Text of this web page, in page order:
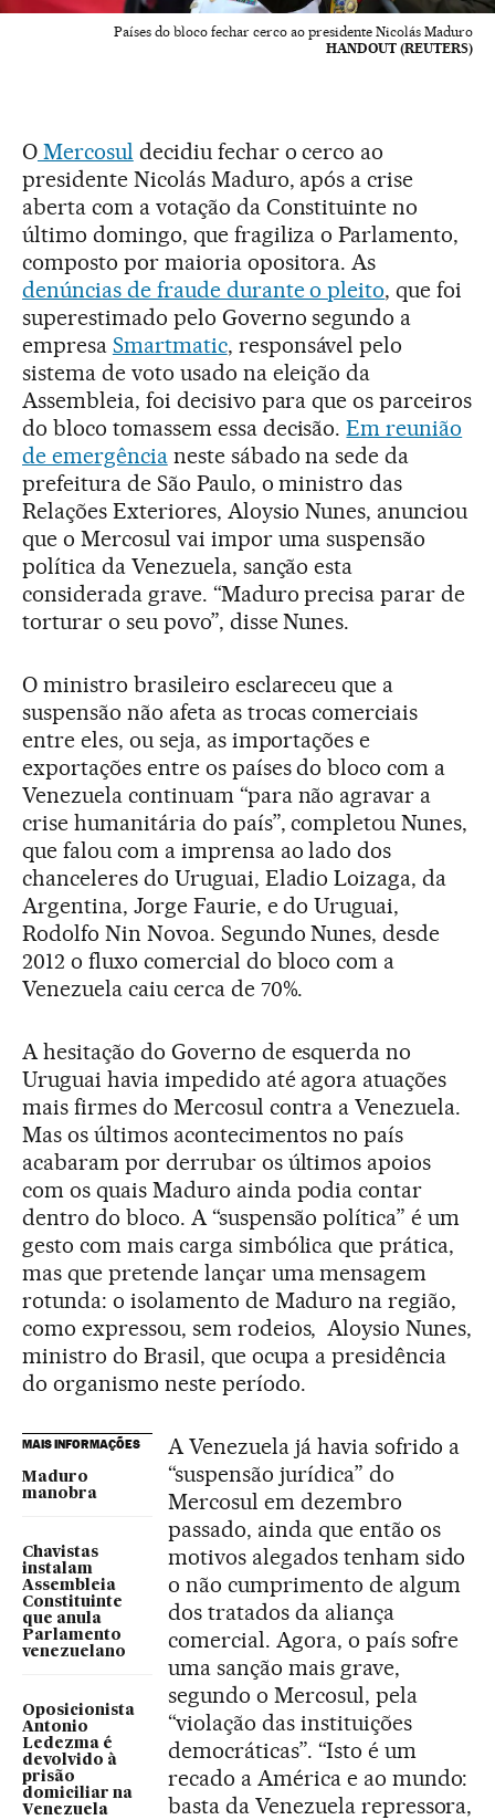
Países do bloco fechar cerco ao presidente Nicolás Maduro
HANDOUT (REUTERS)
OMercosul decidiu fechar o cerco ao
presidente Nicolás Maduro, após a crise
aberta com a votação da Constituinte no
último domingo, que fragiliza o Parlamento,
composto por maioria opositora. As
denúncias de fraude durante o pleito, que foi
superestimado pelo Governo segundo a
empresa Smartmatic, responsável pelo
sistema de voto usado na eleição da
Assembleia, foi decisivo para que os parceiros
do bloco tomassem essa decisão.Em reunião
de emergêncianeste sábado na sede da
prefeitura de São Paulo, o ministro das
Relações Exteriores, Aloysio Nunes, anunciou
que o Mercosul vai impor uma suspensão
política da Venezuela, sanção esta
considerada grave. “Maduro precisa parar de
torturar o seu povo”, disse Nunes.
O ministro brasileiro esclareceu que a
suspensão não afeta as trocas comerciais
entre eles, ou seja, as importações e
exportações entre os países do bloco com a
Venezuela continuam “para não agravar a
crise humanitária do país”, completou Nunes,
que falou com a imprensa ao lado dos
chanceleres do Uruguai, Eladio Loizaga, da
Argentina, Jorge Faurie, e do Uruguai,
Rodolfo Nin Novoa. Segundo Nunes, desde
2012 o fluxo comercial do bloco com a
Venezuela caiu cerca de 70%.
A hesitação do Governo de esquerda no
Uruguai havia impedido até agora atuações
mais firmes do Mercosul contra a Venezuela.
Mas os últimos acontecimentos no país
acabaram por derrubar os últimos apoios
com os quais Maduro ainda podia contar
dentro do bloco. A “suspensão política” é um
gesto com mais carga simbólica que prática,
mas que pretende lançar uma mensagem
rotunda: o isolamento de Maduro na região,
como expressou, sem rodeios, Aloysio Nunes,
ministro do Brasil, que ocupa a presidência
do organismo neste período.
MAIS INFORMAÇÕES
Maduro
manobra
Chavistas
instalam
Assembleia
Constituinte
que anula
Parlamento
venezuelano
Oposicionista
Antonio
Ledezma é
devolvido à
prisão
domiciliar na
Venezuela
A Venezuela já havia sofrido a
“suspensão jurídica” do
Mercosul em dezembro
passado, ainda que então os
motivos alegados tenham sido
o não cumprimento de algum
dos tratados da aliança
comercial. Agora, o país sofre
uma sanção mais grave,
segundo o Mercosul, pela
“violação das instituições
democráticas”. “Isto é um
recado a América e ao mundo:
basta da Venezuela repressora,